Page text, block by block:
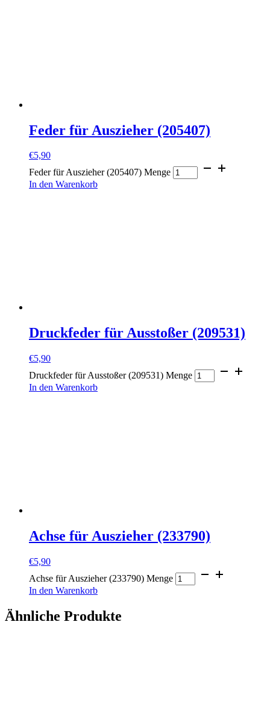
Feder für Auszieher (205407)
€5,90
Feder für Auszieher (205407) Menge
In den Warenkorb
Druckfeder für Ausstoßer (209531)
€5,90
Druckfeder für Ausstoßer (209531) Menge
In den Warenkorb
Achse für Auszieher (233790)
€5,90
Achse für Auszieher (233790) Menge
In den Warenkorb
Ähnliche Produkte